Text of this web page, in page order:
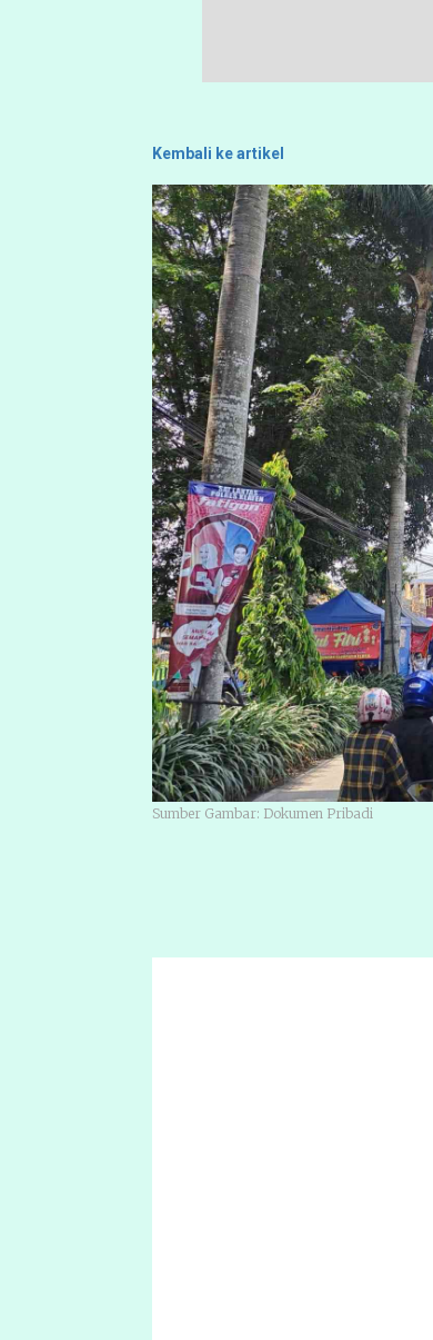
Kembali ke artikel
Sumber Gambar: Dokumen Pribadi